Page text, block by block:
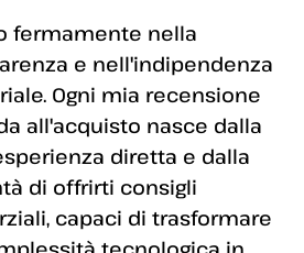
fermamente nella
e nell'indipendenza
Ogni mia recensione
all'acquisto nasce dalla
diretta e dalla
di offrirti consigli
capaci di trasformare